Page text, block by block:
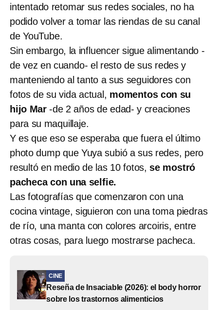
intentado retomar sus redes sociales, no ha
podido volver a tomar las riendas de su canal
de YouTube.
Sin embargo, la influencer sigue alimentando -
de vez en cuando- el resto de sus redes y
manteniendo al tanto a sus seguidores con
fotos de su vida actual, momentos con su
hijo Mar-de 2 años de edad- y creaciones
para su maquillaje.
Y es que eso se esperaba que fuera el último
photo dump que Yuya subió a sus redes, pero
resultó en medio de las 10 fotos, se mostró
pacheca con una selfie.
Las fotografías que comenzaron con una
cocina vintage, siguieron con una toma piedras
de río, una manta con colores arcoiris, entre
otras cosas, para luego mostrarse pacheca.
CINE
Reseña de Insaciable (2026): el body horror
sobre los trastornos alimenticios